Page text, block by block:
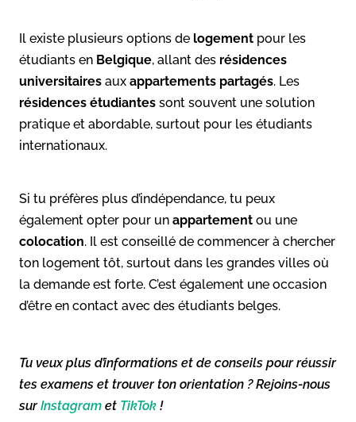
Il existe plusieurs options de logement pour les
étudiants en Belgique, allant des résidences
universitaires aux appartements partagés. Les
résidences étudiantes sont souvent une solution
pratique et abordable, surtout pour les étudiants
internationaux.
Si tu préfères plus d’indépendance, tu peux
également opter pour un appartement ou une
colocation. Il est conseillé de commencer à chercher
ton logement tôt, surtout dans les grandes villes où
la demande est forte. C’est également une occasion
d’être en contact avec des étudiants belges.
Tu veux plus d’informations et de conseils pour réussir
tes examens et trouver ton orientation ? Rejoins-nous
surInstagram et TikTok !